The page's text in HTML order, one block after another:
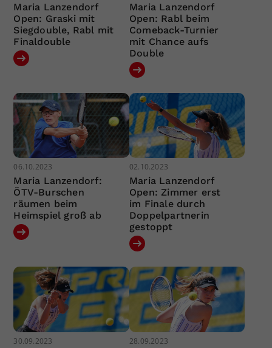
Maria Lanzendorf
Open: Graski mit
Siegdouble, Rabl mit
Finaldouble
Maria Lanzendorf
Open: Rabl beim
Comeback-Turnier
mit Chance aufs
Double
06.10.2023
Maria Lanzendorf:
ÖTV-Burschen
räumen beim
Heimspiel groß ab
02.10.2023
Maria Lanzendorf
Open: Zimmer erst
im Finale durch
Doppelpartnerin
gestoppt
30.09.2023 28.09.2023